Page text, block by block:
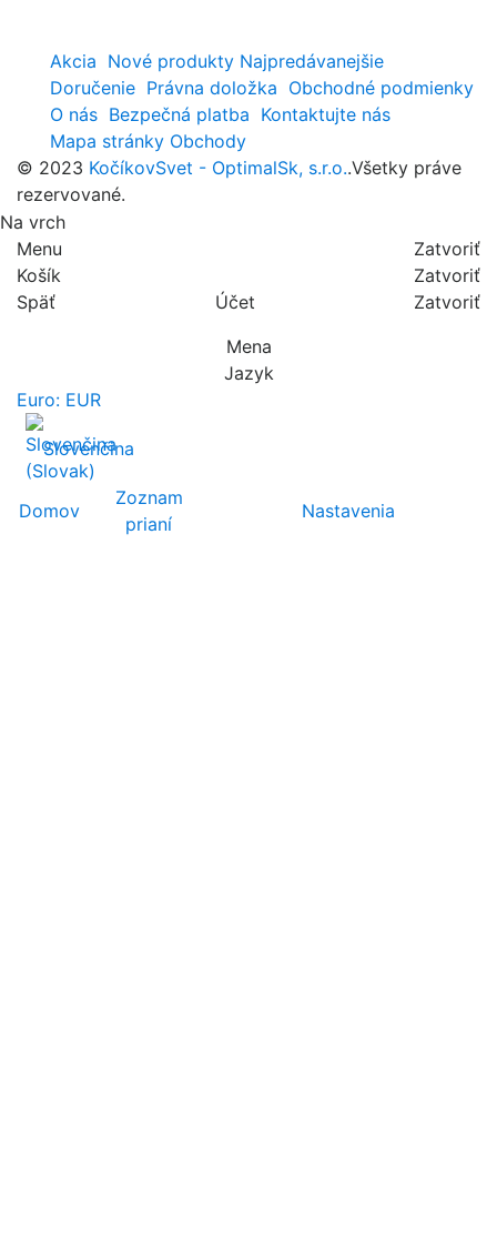
Akcia Nové produkty Najpredávanejšie
Doručenie Právna doložka Obchodné podmienky
O nás Bezpečná platba Kontaktujte nás
Mapa stránky Obchody
© 2023 KočíkovSvet - OptimalSk, s.r.o..Všetky práve
rezervované.
Na vrch
Menu
Zatvoriť
Košík
Zatvoriť
Späť
Účet
Zatvoriť
Mena
Jazyk
Euro: EUR
Slovenčina
Domov
Zoznam
prianí
Nastavenia